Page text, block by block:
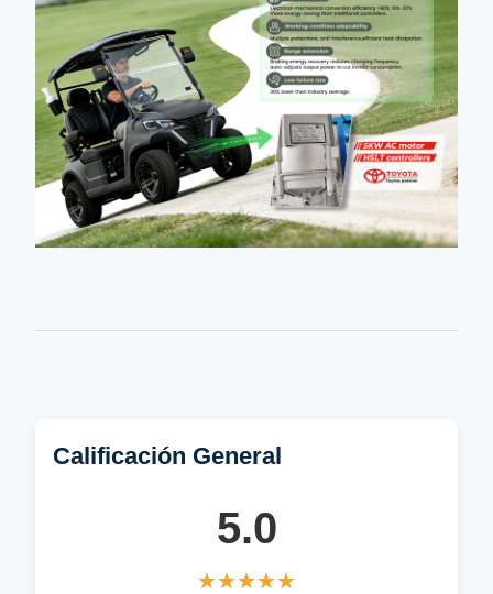
Calificación General
5.0
★★★★★
★★★★★